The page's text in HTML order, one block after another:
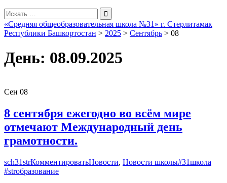
Поиск
для:
«Средняя общеобразовательная школа №31» г. Стерлитамак
Республики Башкортостан > 2025 > Сентябрь > 08
День: 08.09.2025
Сен 08
8 сентября ежегодно во всём мире
отмечают Международный день
грамотности.
sch31strКомментироватьНовости, Новости школы#31школа
#strобразование